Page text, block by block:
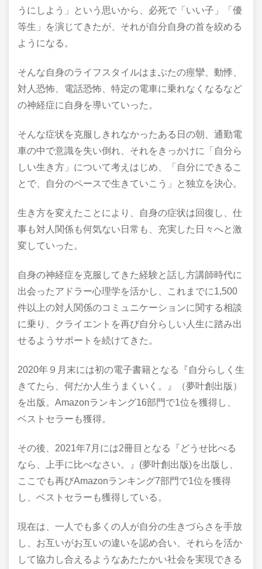
うにしよう」という思いから、必死で「いい子」「優
等生」を演じてきたが、それが自分自身の首を絞める
ようになる。
そんな自身のライフスタイルはまぶたの痙攣、動悸、
対人恐怖、電話恐怖、特定の電車に乗れなくなるなど
の神経症に自身を導いていった。
そんな症状を克服しきれなかったある日の朝、通勤電
車の中で意識を失い倒れ、それをきっかけに「自分ら
しい生き方」について考えはじめ、「自分にできるこ
とで、自分のペースで生きていこう」と独立を決心。
生き方を変えたことにより、自身の症状は回復し、仕
事も対人関係も何気ない日常も、充実した日々へと激
変していった。
自身の神経症を克服してきた経験と話し方講師時代に
出会ったアドラー心理学を活かし、これまでに1,500
件以上の対人関係のコミュニケーションに関する相談
に乗り、クライエントを再び自分らしい人生に踏み出
せるようサポートを続けてきた。
2020年９月末には初の電子書籍となる『自分らしく生
きてたら、何だか人生うまくいく。』（夢叶創出版）
を出版。Amazonランキング16部門で1位を獲得し、
ベストセラーも獲得。
その後、2021年7月には2冊目となる『どうせ比べる
なら、上手に比べなさい。』(夢叶創出版)を出版し、
ここでも再びAmazonランキング7部門で1位を獲得
し、ベストセラーも獲得している。
現在は、一人でも多くの人が自分の生きづらさを手放
し、お互いがお互いの違いを認め合い、それらを活か
して協力し合えるようなあたたかい社会を実現できる